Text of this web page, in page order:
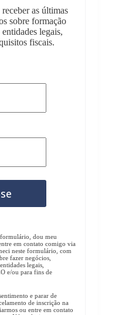
as últimas
sobre formação
legais,
fiscais.
dou meu
em contato comigo via
neste formulário, com
fazer negócios,
legais,
e/ou para fins de
e parar de
de inscrição na
ou entre em contato